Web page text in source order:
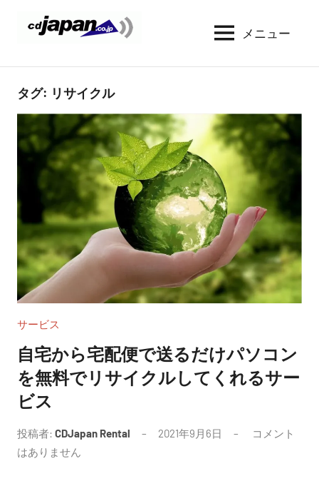
ン
CDJapan
Rental
レ
ン
タ
ル
情
報
と
考
察
メニュー
タグ: リサイクル
サービス
自宅から宅配便で送るだけパソコン
を無料でリサイクルしてくれるサー
ビス
投稿者: CDJapan Rental 2021年9月6日
コメント
はありません